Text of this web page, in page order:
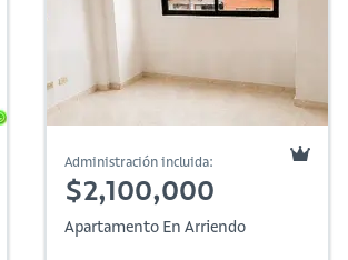
Administración incluida:
$2,100,000
Apartamento En Arriendo